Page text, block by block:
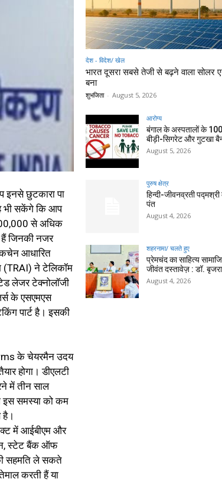
इनसे छुटकारा पा
भी सकेंगे कि आप
से अधिक
हैं जिनकी नजर
आधारित
(TRAI) ने टेलिकॉम
लेजर टेक्नोलॉजी
के एसएमएस
पार्ट है। इसकी
के चेयरमैन उदय
होगा। डीएलटी
में तीन साल
इस समस्या को कम
है।
में आईबीएम और
स्टेट बैंक ऑफ
सहमति ले सकते
करती हैं या
देश - विदेश/ खेल
भारत दूसरा सबसे तेजी से बढ़ने वाला सोलर
बना
शुभजिता - August 5, 2026
आरोग्य
बंगाल के अस्पतालों के 100
बीड़ी-सिगरेट और गुटखा
August 5, 2026
पुरुष क्षेत्र
हिन्‍दी-जीवनव्रती
पंत
August 4, 2026
शहरनामा/ चलते हुए
प्रेमचंद का साहित्य
जीवंत दस्तावेज़ : डॉ.
August 4, 2026